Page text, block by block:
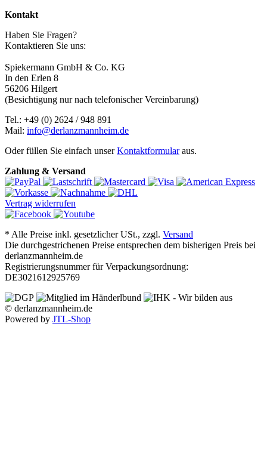
Kontakt
Haben Sie Fragen?
Kontaktieren Sie uns:
Spiekermann GmbH & Co. KG
In den Erlen 8
56206 Hilgert
(Besichtigung nur nach telefonischer Vereinbarung)
Tel.: +49 (0) 2624 / 948 891
Mail: info@derlanzmannheim.de
Oder füllen Sie einfach unserKontaktformularaus.
Zahlung & Versand
Vertrag widerrufen
* Alle Preise inkl. gesetzlicher USt., zzgl. Versand
Die durchgestrichenen Preise entsprechen dem bisherigen Preis bei
derlanzmannheim.de
Registrierungsnummer für Verpackungsordnung:
DE3021612925769
© derlanzmannheim.de
Powered by JTL-Shop